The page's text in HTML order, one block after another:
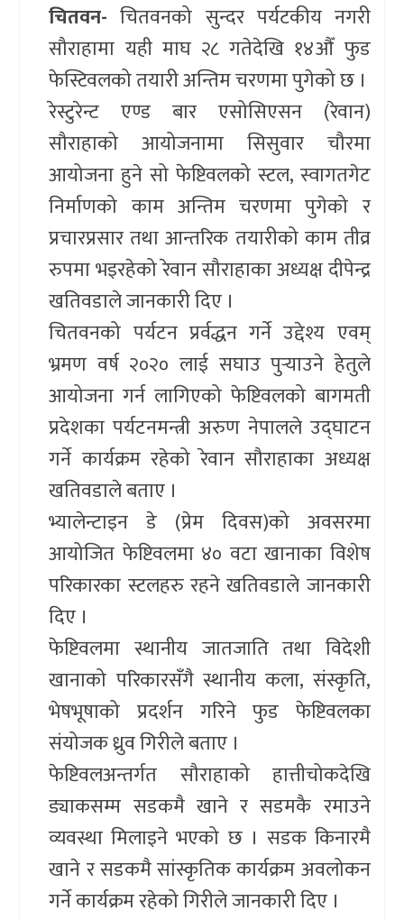
चितवन- चितवनको सुन्दर पर्यटकीय नगरी
सौराहामा यही माघ २८ गतेदेखि १४औँ फुड
फेस्टिवलको तयारी अन्तिम चरणमा पुगेको छ ।
रेस्टुरेन्ट एण्ड बार एसोसिएसन (रेवान)
सौराहाको आयोजनामा सिसुवार चौरमा
आयोजना हुने सो फेष्टिवलको स्टल, स्वागतगेट
निर्माणको काम अन्तिम चरणमा पुगेको र
प्रचारप्रसार तथा आन्तरिक तयारीको काम तीव्र
रुपमा भइरहेको रेवान सौराहाका अध्यक्ष दीपेन्द्र
खतिवडाले जानकारी दिए ।
चितवनको पर्यटन प्रर्वद्धन गर्ने उद्देश्य एवम्
भ्रमण वर्ष २०२० लाई सघाउ पुर्‍याउने हेतुले
आयोजना गर्न लागिएको फेष्टिवलको बागमती
प्रदेशका पर्यटनमन्त्री अरुण नेपालले उद्घाटन
गर्ने कार्यक्रम रहेको रेवान सौराहाका अध्यक्ष
खतिवडाले बताए ।
भ्यालेन्टाइन डे (प्रेम दिवस)को अवसरमा
आयोजित फेष्टिवलमा ४० वटा खानाका विशेष
परिकारका स्टलहरु रहने खतिवडाले जानकारी
दिए ।
फेष्टिवलमा स्थानीय जातजाति तथा विदेशी
खानाको परिकारसँगै स्थानीय कला, संस्कृति,
भेषभूषाको प्रदर्शन गरिने फुड फेष्टिवलका
संयोजक ध्रुव गिरीले बताए ।
फेष्टिवलअन्तर्गत सौराहाको हात्तीचोकदेखि
ड्याकसम्म सडकमै खाने र सडमकै रमाउने
व्यवस्था मिलाइने भएको छ । सडक किनारमै
खाने र सडकमै सांस्कृतिक कार्यक्रम अवलोकन
गर्ने कार्यक्रम रहेको गिरीले जानकारी दिए ।